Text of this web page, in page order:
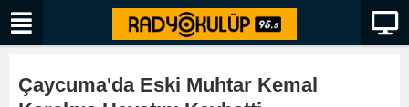
Çaycuma'da Eski Muhtar Kemal